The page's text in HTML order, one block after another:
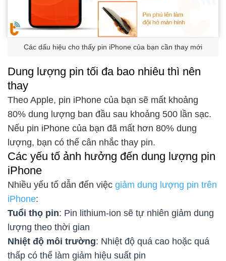
Các dấu hiệu cho thấy pin iPhone của bạn cần thay mới
Dung lượng pin tối đa bao nhiêu thì nên
thay
Theo Apple, pin iPhone của bạn sẽ mất khoảng
80% dung lượng ban đầu sau khoảng 500 lần sạc.
Nếu pin iPhone của bạn đã mất hơn 80% dung
lượng, bạn có thể cân nhắc thay pin.
Các yếu tố ảnh hưởng đến dung lượng pin
iPhone
Nhiều yếu tố dẫn đến việc giảm dung lượng pin trên
iPhone:
Tuổi thọ pin: Pin lithium-ion sẽ tự nhiên giảm dung
lượng theo thời gian
Nhiệt độ môi trường: Nhiệt độ quá cao hoặc quá
thấp có thể làm giảm hiệu suất pin